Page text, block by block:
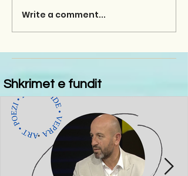
Write a comment...
Shkrimet e fundit